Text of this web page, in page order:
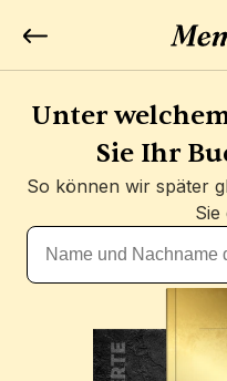
Unter
Sie Ihr
So können wir später
Sie